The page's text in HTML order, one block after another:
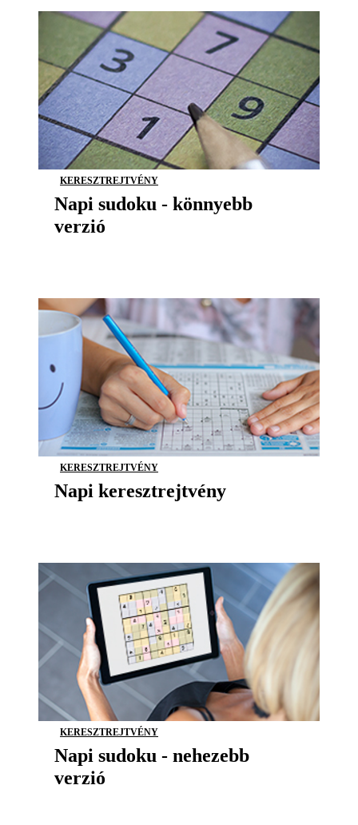
KERESZTREJTVÉNY
Napi sudoku - könnyebb
verzió
KERESZTREJTVÉNY
Napi keresztrejtvény
KERESZTREJTVÉNY
Napi sudoku - nehezebb
verzió